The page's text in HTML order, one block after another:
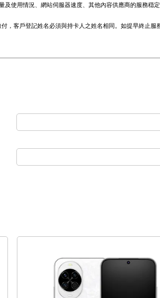
使用情況、網站伺服器速度、其他內容供應商的服務穏
，客戶登記姓名必須與持卡人之姓名相同。如提早終止服